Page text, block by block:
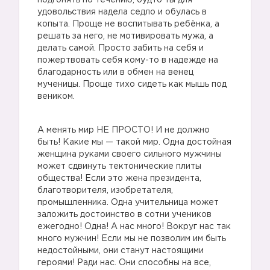
удовольствия надела седло и обулась в
копыта. Проще не воспитывать ребёнка, а
решать за него, не мотивировать мужа, а
делать самой. Просто забить на себя и
пожертвовать себя кому-то в надежде на
благодарность или в обмен на венец
мученицы. Проще тихо сидеть как мышь под
веником.
А менять мир НЕ ПРОСТО! И не должно
быть! Какие мы — такой мир. Одна достойная
женщина руками своего сильного мужчины
может сдвинуть тектонические плиты
общества! Если это жена президента,
благотворителя, изобретателя,
промышленника. Одна учительница может
заложить достоинство в сотни учеников
ежегодно! Одна! А нас много! Вокруг нас так
много мужчин! Если мы не позволим им быть
недостойными, они станут настоящими
героями! Ради нас. Они способны на все,